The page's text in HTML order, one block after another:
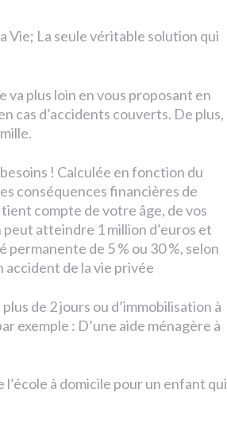
Vie; La seule véritable solution qui
plus loin en vous proposant en
cas d’accidents couverts. De plus,
! Calculée en fonction du
conséquences financières de
compte de votre âge, de vos
atteindre 1 million d’euros et
de 5 % ou 30 %, selon
accident de la vie privée
de 2 jours ou d’immobilisation à
exemple : D’une aide ménagère à
l’école à domicile pour un enfant qui